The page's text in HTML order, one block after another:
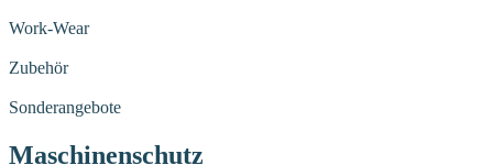
Work-Wear
Zubehör
Sonderangebote
Maschinenschutz